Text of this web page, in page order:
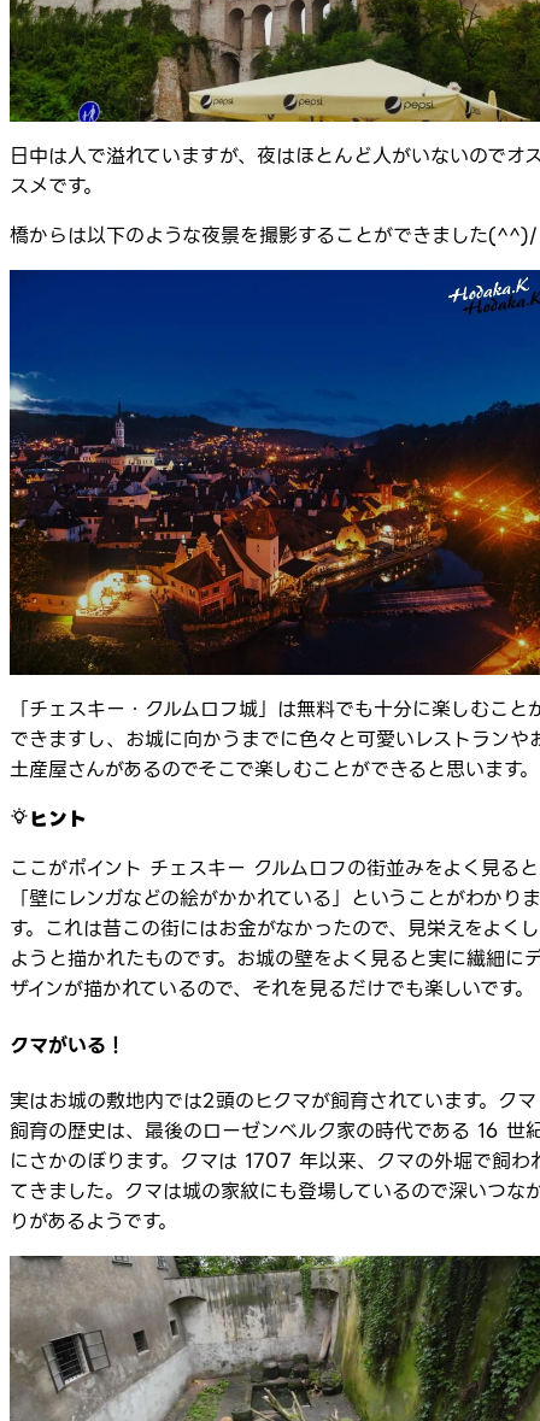
日中は人で溢れていますが、夜はほとんど人がいないのでオ
スメです。
橋からは以下のような夜景を撮影することができました(^^)/
「チェスキー・クルムロフ城」は無料でも十分に楽しむこと
できますし、お城に向かうまでに色々と可愛いレストランや
土産屋さんがあるのでそこで楽しむことができると思います。
ヒント
ここがポイント チェスキー クルムロフの街並みをよく見ると
「壁にレンガなどの絵がかかれている」ということがわかりま
す。これは昔この街にはお金がなかったので、見栄えをよくし
ようと描かれたものです。お城の壁をよく見ると実に繊細に
ザインが描かれているので、それを見るだけでも楽しいです。
クマがいる！
実はお城の敷地内では2頭のヒクマが飼育されています。クマ
飼育の歴史は、最後のローゼンベルク家の時代である 16 世
にさかのぼります。クマは 1707 年以来、クマの外堀で飼わ
てきました。クマは城の家紋にも登場しているので深いつな
りがあるようです。